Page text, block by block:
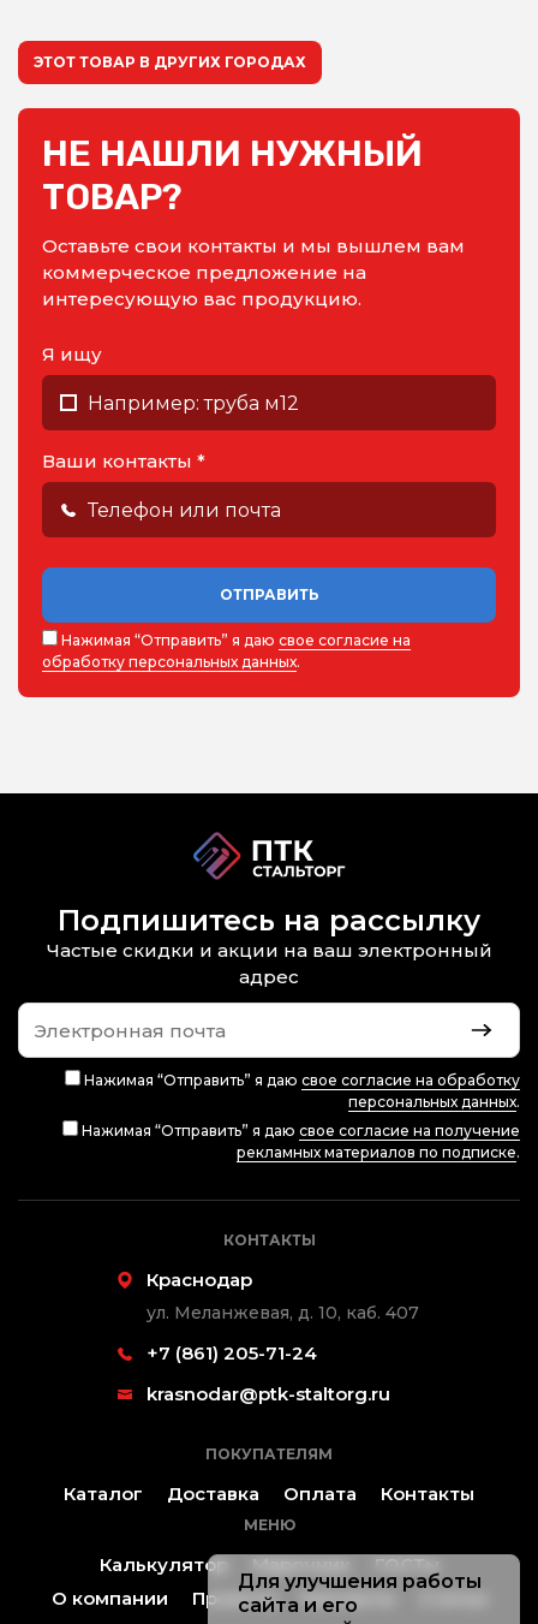
ЭТОТ ТОВАР В ДРУГИХ ГОРОДАХ
НЕ НАШЛИ НУЖНЫЙ
ТОВАР?
Оставьте свои контакты и мы вышлем вам
коммерческое предложение на
интересующую вас продукцию.
Я ищу
Ваши контакты *
ОТПРАВИТЬ
Нажимая “Отправить” я даю свое согласие на
обработку персональных данных.
Подпишитесь на рассылку
Частые скидки и акции на ваш электронный
адрес
Нажимая “Отправить” я даю свое согласие на обработку
персональных данных.
Нажимая “Отправить” я даю свое согласие на получение
рекламных материалов по подписке.
КОНТАКТЫ
Краснодар
ул. Меланжевая, д. 10, каб. 407
+7 (861) 205-71-24
krasnodar@ptk-staltorg.ru
ПОКУПАТЕЛЯМ
Каталог Доставка Оплата Контакты
МЕНЮ
Калькулятор Марочник
ГОСТы
О компании
Проекты Контакты
Для улучшения работы
сайта и его